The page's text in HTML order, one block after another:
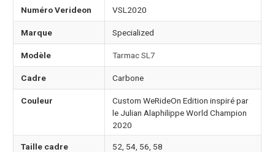
Numéro Verideon VSL2020
Marque Specialized
Modèle Tarmac SL7
Cadre Carbone
Couleur
Custom WeRideOn Edition inspiré par
le Julian Alaphilippe World Champion
2020
Taille cadre 52, 54, 56, 58